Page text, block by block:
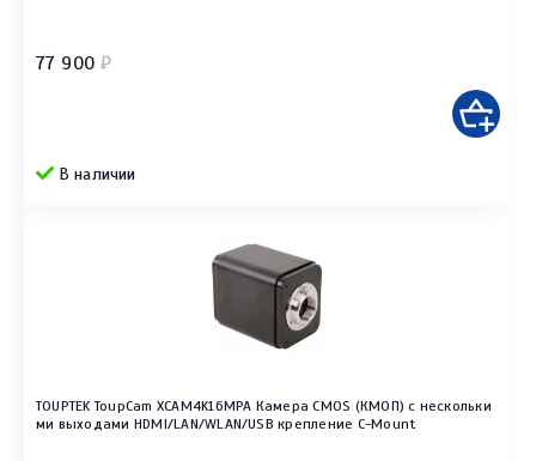
77 900 ₽
В наличии
TOUPTEK ToupCam XCAM4K16MPA Камера CMOS (КМОП) с нескольки
ми выходами HDMI/LAN/WLAN/USB крепление C-Mount